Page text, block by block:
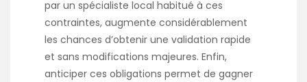
par un spécialiste local habitué à ces
contraintes, augmente considérablement
les chances d’obtenir une validation rapide
et sans modifications majeures. Enfin,
anticiper ces obligations permet de gagner